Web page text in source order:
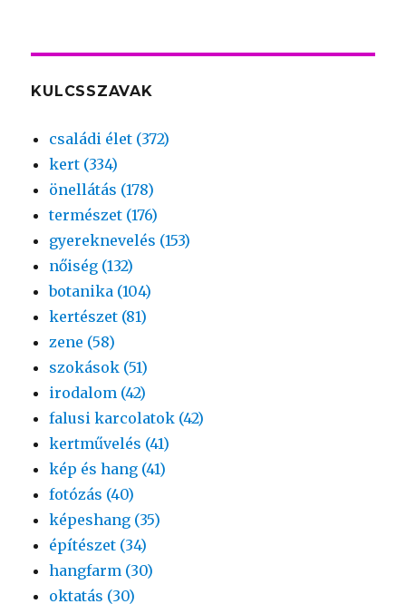
KULCSSZAVAK
családi élet (372)
kert (334)
önellátás (178)
természet (176)
gyereknevelés (153)
nőiség (132)
botanika (104)
kertészet (81)
zene (58)
szokások (51)
irodalom (42)
falusi karcolatok (42)
kertművelés (41)
kép és hang (41)
fotózás (40)
képeshang (35)
építészet (34)
hangfarm (30)
oktatás (30)